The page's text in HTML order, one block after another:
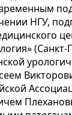
НГУ,
(Санкт-